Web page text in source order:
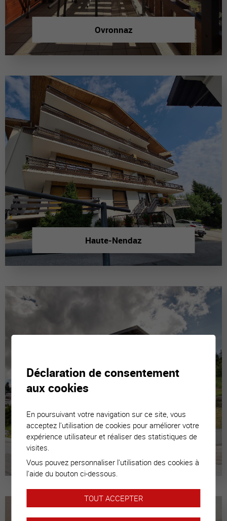
Ovronnaz
Haute-Nendaz
Déclaration de consentement
aux cookies
En poursuivant votre navigation sur ce site, vous
acceptez l'utilisation de cookies pour améliorer votre
expérience utilisateur et réaliser des statistiques de
visites.
Vous pouvez personnaliser l'utilisation des cookies à
l'aide du bouton ci-dessous.
TOUT ACCEPTER